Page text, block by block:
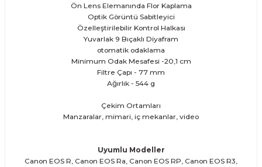
Ön Lens Elemanında Flor Kaplama
Optik Görüntü Sabitleyici
Özelleştirilebilir Kontrol Halkası
Yuvarlak 9 Bıçaklı Diyafram
otomatik odaklama
Minimum Odak Mesafesi -20,1 cm
Filtre Çapı - 77 mm
Ağırlık - 544 g
Çekim Ortamları
Manzaralar, mimari, iç mekanlar, video
Uyumlu Modeller
Canon EOS R, Canon EOS Ra, Canon EOS RP, Canon EOS R3,